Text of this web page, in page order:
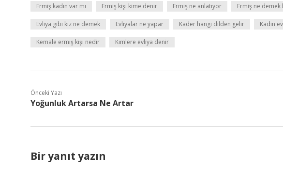
Ermiş kadın var mı Ermiş kişi kime denir Ermiş ne anlatıyor Ermiş ne demek
Evliya gibi kız ne demek Evliyalar ne yapar Kader hangi dilden gelir Kadın
Kemale ermiş kişi nedir Kimlere evliya denir
Önceki Yazı
Yoğunluk Artarsa Ne Artar
Bir yanıt yazın